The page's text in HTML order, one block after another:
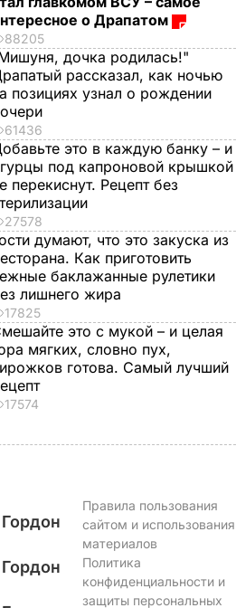
Кабаевой с
Медведевым
7 августа, 20.39БУЛЬВАР
о Драпатом
88205
дочка родилась!"
рассказал, как ночью
позициях узнал о рождении
61436
это в каждую банку – и
под капроновой крышкой
перекиснут. Рецепт без
27578
думают, что это закуска из
Как приготовить
баклажанные рулетики
лишнего жира
17825
это с мукой – и целая
мягких, словно пух,
готова. Самый лучший
17574
Правила пользования
сайтом и использования
материалов
Политика
конфиденциальности и
защиты персональных